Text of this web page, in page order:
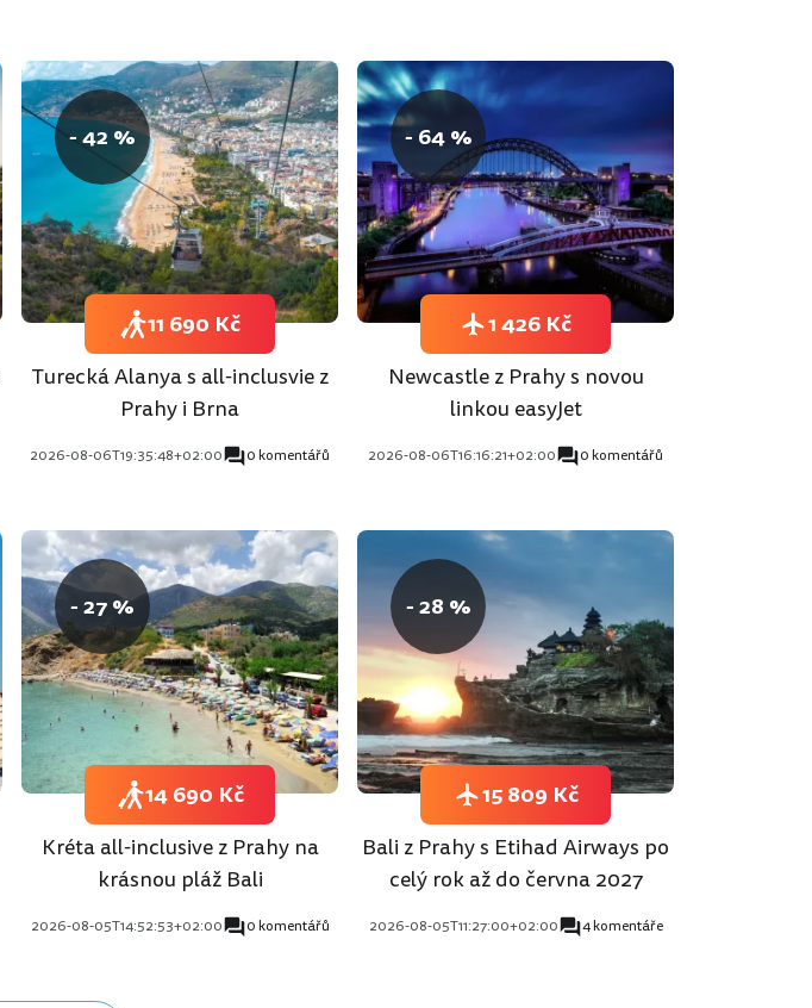
- 42 %
Turecká Alanya s all-inclusvie z
Prahy i Brna
2026-08-06T19:35:48+02:00 0 komentářů
11 690 Kč
- 64 %
Newcastle z Prahy s novou
linkou easyJet
2026-08-06T16:16:21+02:00 0 komentářů
1 426 Kč
- 27 %
Kréta all-inclusive z Prahy na
krásnou pláž Bali
2026-08-05T14:52:53+02:00 0 komentářů
14 690 Kč
- 28 %
Bali z Prahy s Etihad Airways po
celý rok až do června 2027
2026-08-05T11:27:00+02:00 4 komentáře
15 809 Kč